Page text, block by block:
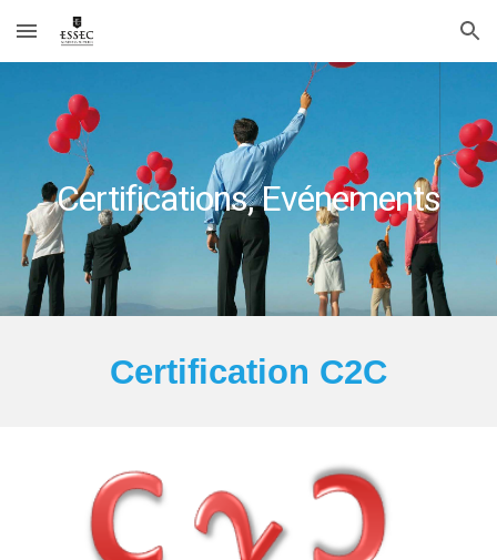
Skip to main content Skip to navigation
Certifications, Evénements
Certification C2C